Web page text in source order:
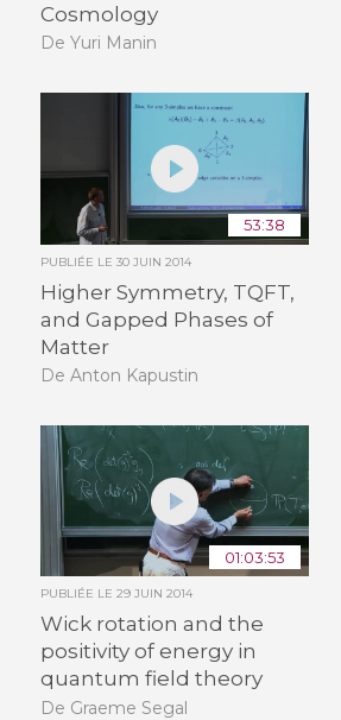
Cosmology
De Yuri Manin
53:38
PUBLIÉE LE 30 JUIN 2014
Higher Symmetry, TQFT,
and Gapped Phases of
Matter
De Anton Kapustin
01:03:53
PUBLIÉE LE 29 JUIN 2014
Wick rotation and the
positivity of energy in
quantum field theory
De Graeme Segal